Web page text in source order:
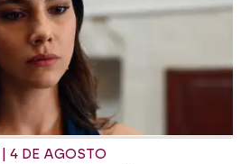
4 DE AGOSTO